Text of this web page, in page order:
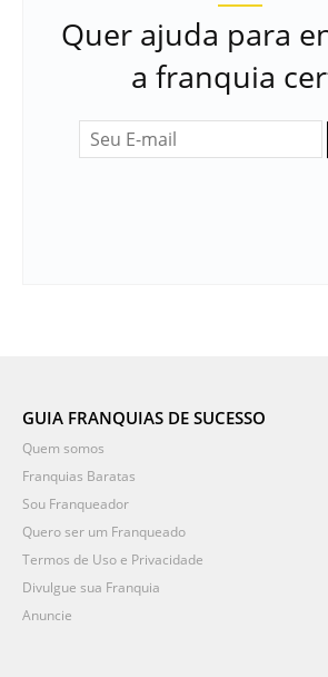
Quer ajuda para
a franquia
GUIA FRANQUIAS DE SUCESSO
Quem somos
Franquias Baratas
Sou Franqueador
Quero ser um Franqueado
Termos de Uso e Privacidade
Divulgue sua Franquia
Anuncie